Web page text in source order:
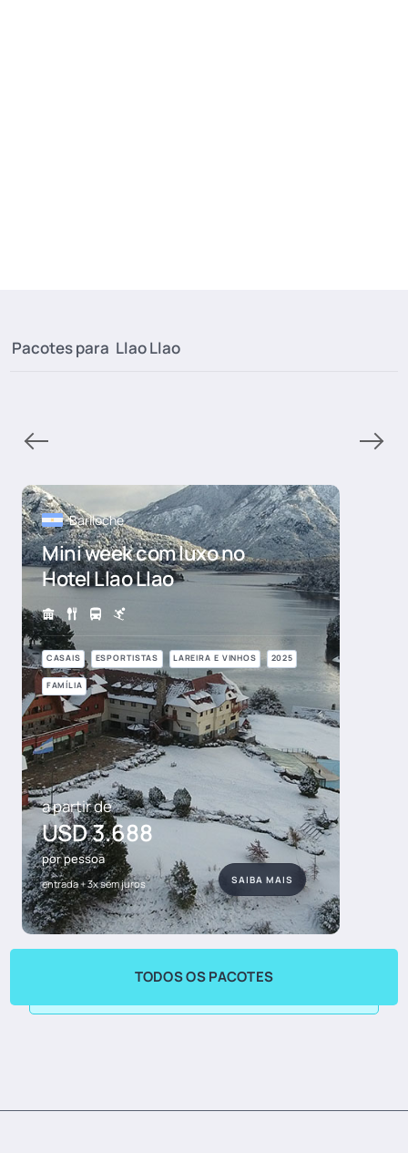
Pacotes para Llao Llao
Bariloche
Mini week com luxo no
Hotel Llao Llao
CASAIS ESPORTISTAS LAREIRA E VINHOS 2025
FAMÍLIA
a partir de
USD 3.688
por pessoa
entrada + 3x sem juros SAIBA MAIS
TODOS OS PACOTES